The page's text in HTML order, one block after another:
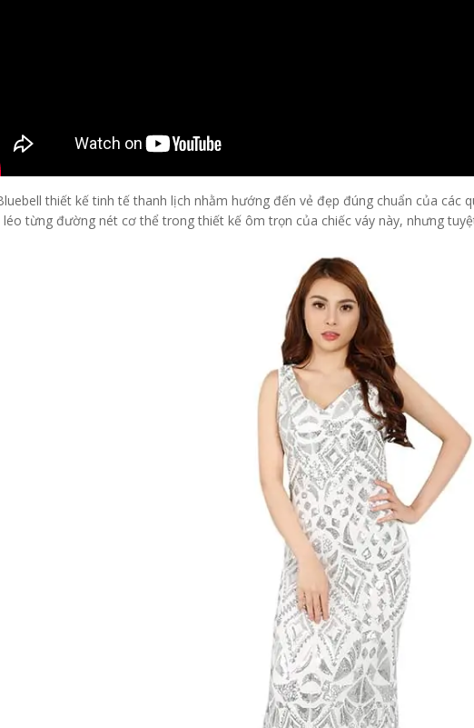
thiết kế tinh tế thanh lịch nhằm hướng đến vẻ đẹp đúng chuẩn của các
léo từng đường nét cơ thể trong thiết kế ôm trọn của chiếc váy này, nhưng